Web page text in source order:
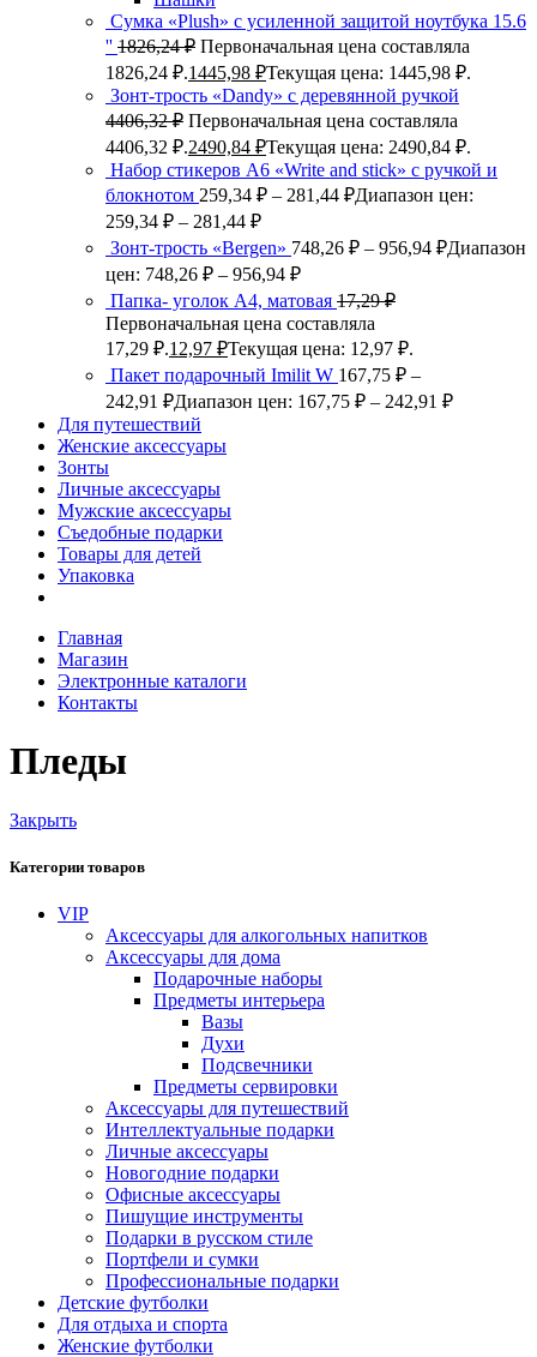
Сумка «Plush» c усиленной защитой ноутбука 15.6
'' 1826,24₽ Первоначальная цена составляла
1826,24 ₽.1445,98 ₽Текущая цена: 1445,98 ₽.
Зонт-трость «Dandy» с деревянной ручкой
4406,32₽ Первоначальная цена составляла
4406,32 ₽.2490,84 ₽Текущая цена: 2490,84 ₽.
Набор стикеров А6 «Write and stick» с ручкой и
блокнотом 259,34 ₽ – 281,44 ₽Диапазон цен:
259,34 ₽ – 281,44 ₽
Зонт-трость «Bergen» 748,26 ₽ – 956,94 ₽Диапазон
цен: 748,26 ₽ – 956,94 ₽
Папка- уголок А4, матовая 17,29₽
Первоначальная цена составляла
17,29 ₽.12,97 ₽Текущая цена: 12,97 ₽.
Пакет подарочный Imilit W 167,75 ₽ –
242,91 ₽Диапазон цен: 167,75 ₽ – 242,91 ₽
Для путешествий
Женские аксессуары
Зонты
Личные аксессуары
Мужские аксессуары
Съедобные подарки
Товары для детей
Упаковка
Главная
Магазин
Электронные каталоги
Контакты
Пледы
Закрыть
Категории товаров
VIP
Аксессуары для алкогольных напитков
Аксессуары для дома
Подарочные наборы
Предметы интерьера
Вазы
Духи
Подсвечники
Предметы сервировки
Аксессуары для путешествий
Интеллектуальные подарки
Личные аксессуары
Новогодние подарки
Офисные аксессуары
Пишущие инструменты
Подарки в русском стиле
Портфели и сумки
Профессиональные подарки
Детские футболки
Для отдыха и спорта
Женские футболки